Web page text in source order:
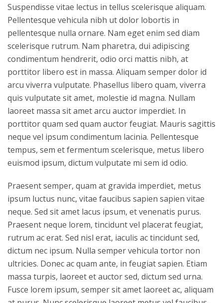
Suspendisse vitae lectus in tellus scelerisque aliquam.
Pellentesque vehicula nibh ut dolor lobortis in
pellentesque nulla ornare. Nam eget enim sed diam
scelerisque rutrum. Nam pharetra, dui adipiscing
condimentum hendrerit, odio orci mattis nibh, at
porttitor libero est in massa. Aliquam semper dolor id
arcu viverra vulputate. Phasellus libero quam, viverra
quis vulputate sit amet, molestie id magna. Nullam
laoreet massa sit amet arcu auctor imperdiet. In
porttitor quam sed quam auctor feugiat. Mauris sagittis
neque vel ipsum condimentum lacinia. Pellentesque
tempus, sem et fermentum scelerisque, metus libero
euismod ipsum, dictum vulputate mi sem id odio.
Praesent semper, quam at gravida imperdiet, metus
ipsum luctus nunc, vitae faucibus sapien sapien vitae
neque. Sed sit amet lacus ipsum, et venenatis purus.
Praesent neque lorem, tincidunt vel placerat feugiat,
rutrum ac erat. Sed nisl erat, iaculis ac tincidunt sed,
dictum nec ipsum. Nulla semper vehicula tortor non
ultricies. Donec ac quam ante, in feugiat sapien. Etiam
massa turpis, laoreet et auctor sed, dictum sed urna.
Fusce lorem ipsum, semper sit amet laoreet ac, aliquam